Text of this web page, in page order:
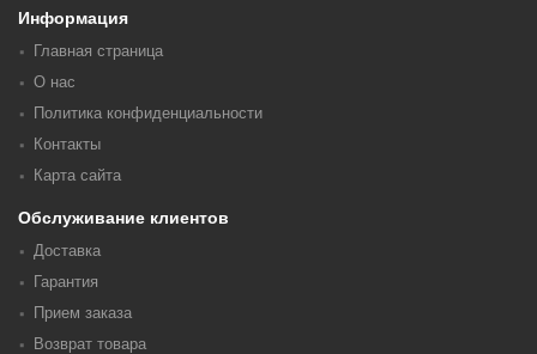
Информация
Главная страница
О нас
Политика конфиденциальности
Контакты
Карта сайта
Обслуживание клиентов
Доставка
Гарантия
Прием заказа
Возврат товара